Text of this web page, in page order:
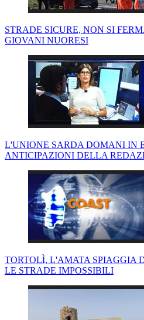
STRADE SICURE, NON SI
GIOVANI NUORESI
L'UNIONE SARDA DOMANI IN
ANTICIPAZIONI DELLA
TORTOLÌ, L'AMATA SPIAGGIA
LE STRADE IMPOSSIBILI